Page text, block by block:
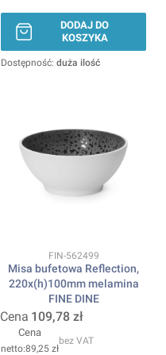
DODAJ DO
KOSZYKA
Dostępność: duża ilość
Kod produktu
FIN-562499
Misa bufetowa Reflection,
220x(h)100mm melamina
FINE DINE
Cena 109,78 zł
Cena
89,25 zł
bez VAT